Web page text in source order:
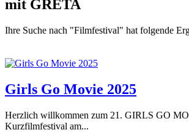
mit GRETA
Ihre Suche nach "Filmfestival" hat folgende
Girls Go Movie 2025
Herzlich willkommen zum 21. GIRLS GO
Kurzfilmfestival am...